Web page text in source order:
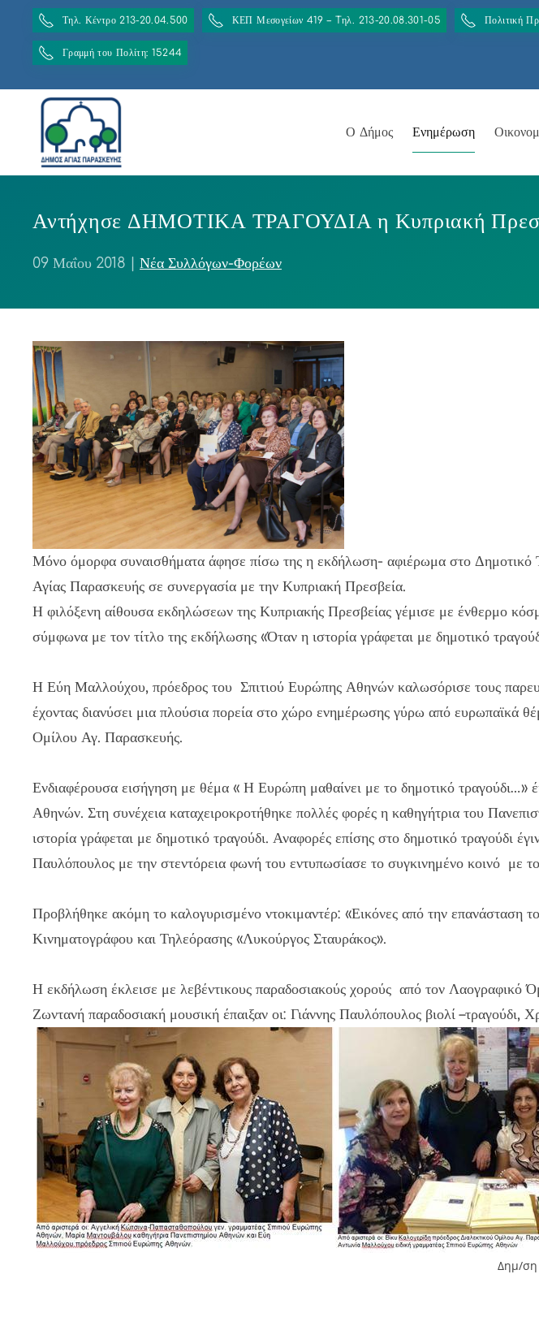
Τηλ. Κέντρο 213-20.04.500 ΚΕΠ Μεσογείων 419 – Tηλ. 213-20.08.301-05 Πολιτική
Γραμμή του Πολίτη: 15244
Ο Δήμος Ενημέρωση
Αντήχησε ΔΗΜΟΤΙΚΑ ΤΡΑΓΟΥΔΙΑ η Κυπριακή
09 Μαΐου 2018 Νέα Συλλόγων-Φορέων
Μόνο όμορφα συναισθήματα άφησε πίσω της η εκδήλωση- αφιέρωμα στο Δημοτικό
Αγίας Παρασκευής σε συνεργασία με την Κυπριακή Πρεσβεία.
Η φιλόξενη αίθουσα εκδηλώσεων της Κυπριακής Πρεσβείας γέμισε με ένθερμο
σύμφωνα με τον τίτλο της εκδήλωσης «Όταν η ιστορία γράφεται με δημοτικό
Η Εύη Μαλλούχου, πρόεδρος του Σπιτιού Ευρώπης Αθηνών καλωσόρισε τους
έχοντας διανύσει μια πλούσια πορεία στο χώρο ενημέρωσης γύρω από ευρωπαϊκά
Ομίλου Αγ. Παρασκευής.
Ενδιαφέρουσα εισήγηση με θέμα « Η Ευρώπη μαθαίνει με το δημοτικό
Αθηνών. Στη συνέχεια καταχειροκροτήθηκε πολλές φορές η καθηγήτρια του
ιστορία γράφεται με δημοτικό τραγούδι. Αναφορές επίσης στο δημοτικό
Παυλόπουλος με την στεντόρεια φωνή του εντυπωσίασε το συγκινημένο κοινό με
Προβλήθηκε ακόμη το καλογυρισμένο ντοκιμαντέρ: «Εικόνες από την
Κινηματογράφου και Τηλεόρασης «Λυκούργος Σταυράκος».
Η εκδήλωση έκλεισε με λεβέντικους παραδοσιακούς χορούς από τον
Ζωντανή παραδοσιακή μουσική έπαιξαν οι: Γιάννης Παυλόπουλος βιολί
Δημ/ση